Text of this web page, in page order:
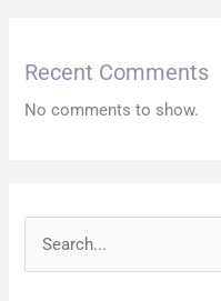
Recent Comments
No comments to show.